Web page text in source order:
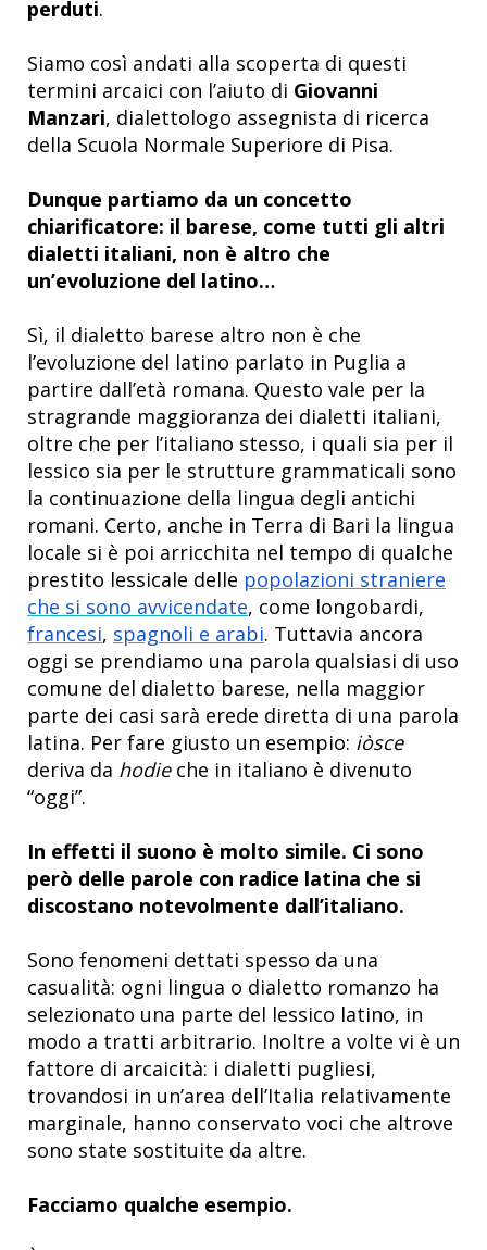
perduti.
Siamo così andati alla scoperta di questi
termini arcaici con l’aiuto di Giovanni
Manzari, dialettologo assegnista di ricerca
della Scuola Normale Superiore di Pisa.
Dunque partiamo da un concetto
chiarificatore: il barese, come tutti gli altri
dialetti italiani, non è altro che
un’evoluzione del latino…
Sì, il dialetto barese altro non è che
l’evoluzione del latino parlato in Puglia a
partire dall’età romana. Questo vale per la
stragrande maggioranza dei dialetti italiani,
oltre che per l’italiano stesso, i quali sia per il
lessico sia per le strutture grammaticali sono
la continuazione della lingua degli antichi
romani. Certo, anche in Terra di Bari la lingua
locale si è poi arricchita nel tempo di qualche
prestito lessicale delle popolazioni straniere
che si sono avvicendate, come longobardi,
francesi, spagnoli e arabi. Tuttavia ancora
oggi se prendiamo una parola qualsiasi di uso
comune del dialetto barese, nella maggior
parte dei casi sarà erede diretta di una parola
latina. Per fare giusto un esempio: iòsce
deriva da hodieche in italiano è divenuto
“oggi”.
In effetti il suono è molto simile. Ci sono
però delle parole con radice latina che si
discostano notevolmente dall’italiano.
Sono fenomeni dettati spesso da una
casualità: ogni lingua o dialetto romanzo ha
selezionato una parte del lessico latino, in
modo a tratti arbitrario. Inoltre a volte vi è un
fattore di arcaicità: i dialetti pugliesi,
trovandosi in un’area dell’Italia relativamente
marginale, hanno conservato voci che altrove
sono state sostituite da altre.
Facciamo qualche esempio.